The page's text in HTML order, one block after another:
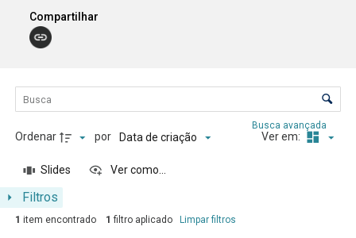
Compartilhar
Lista de itens
Controle de ordenação e visualização
Filtros
Busca avançada
Ordenar por Data de criação Ver em:
Slides Ver como...
1 item encontrado 1 filtro aplicado Limpar filtros